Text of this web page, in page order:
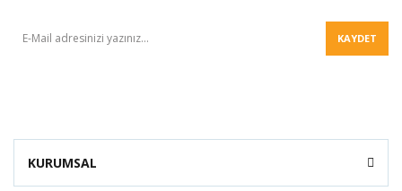
KAYDET
KURUMSAL